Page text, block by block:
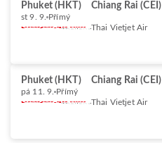
Phuket (HKT) Chiang Rai (CEI)
st 9. 9. Přímý
Thai Vietjet Air
Phuket (HKT) Chiang Rai (CEI)
pá 11. 9. Přímý
Thai Vietjet Air